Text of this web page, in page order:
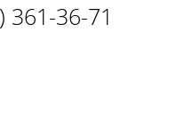
361-36-71